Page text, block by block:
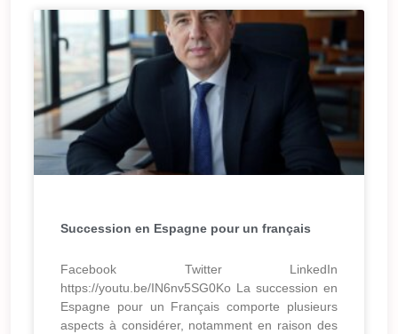
Succession en Espagne pour un français
Facebook Twitter LinkedIn
https://youtu.be/IN6nv5SG0Ko La succession en
Espagne pour un Français comporte plusieurs
aspects à considérer, notamment en raison des